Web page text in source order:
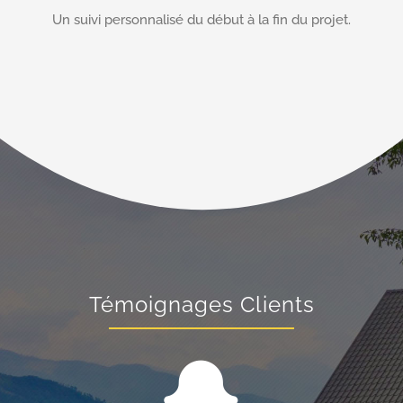
Un suivi personnalisé du début à la fin du projet.
Témoignages Clients